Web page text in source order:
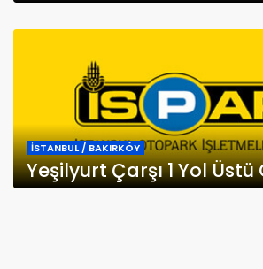
İSTANBUL / BAKIRKÖY
Yeşilyurt Çarşı 1 Yol